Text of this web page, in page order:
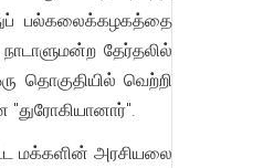
பல்கலைக்கழகத்தை
தேர்தலில்
தொகுதியில் வெற்றி
மக்களின் அரசியலை